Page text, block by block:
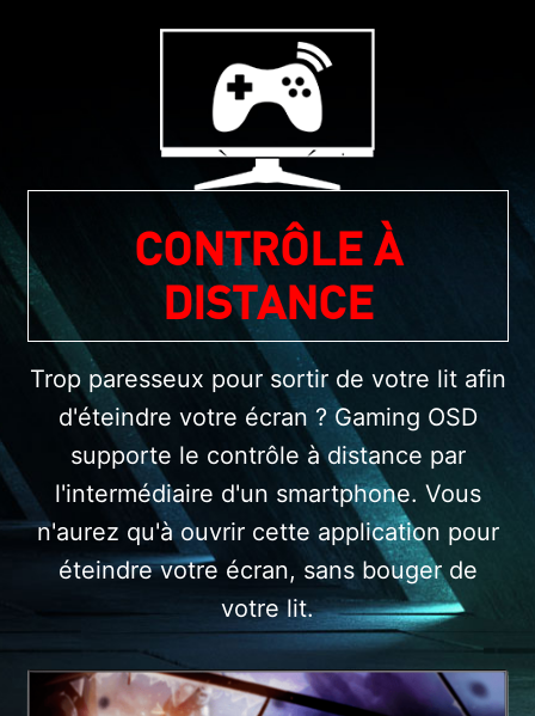
CONTRÔLE À
DISTANCE
Trop paresseux pour sortir de votre lit afin
d'éteindre votre écran ? Gaming OSD
supporte le contrôle à distance par
l'intermédiaire d'un smartphone. Vous
n'aurez qu'à ouvrir cette application pour
éteindre votre écran, sans bouger de
votre lit.